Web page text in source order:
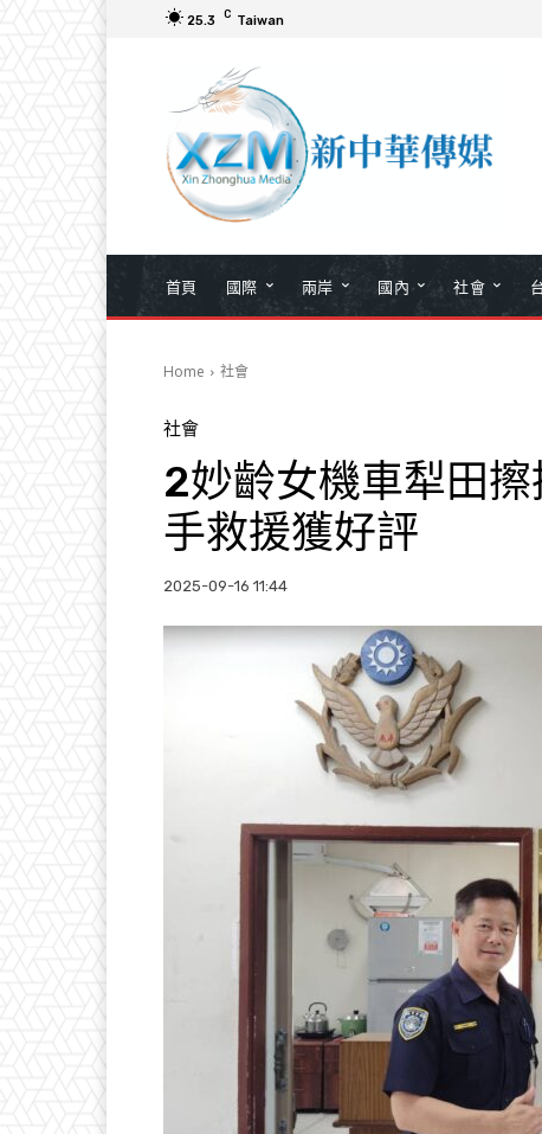
25.3 C Taiwan
首頁 國際 兩岸 國內 社會
Home 社會
社會
2妙齡女機車犁田
手救援獲好評
2025-09-16 11:44